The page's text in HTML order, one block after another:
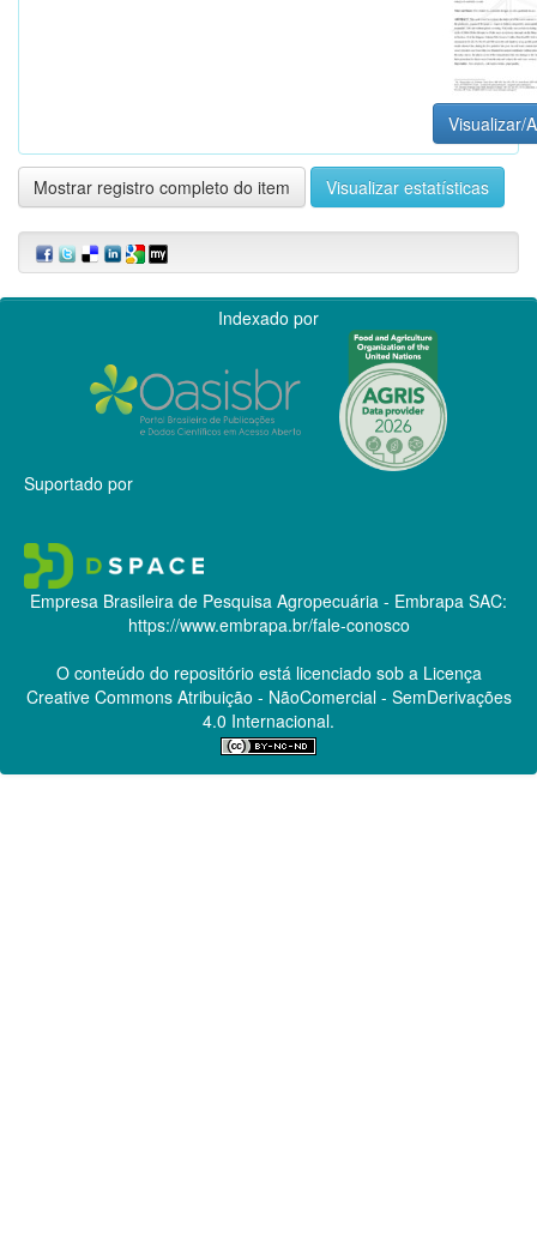
Visualizar/
Mostrar registro completo do item Visualizar estatísticas
Indexado por
Suportado por
Empresa Brasileira de Pesquisa Agropecuária - Embrapa SAC:
https://www.embrapa.br/fale-conosco
O conteúdo do repositório está licenciado sob a Licença
Creative CommonsAtribuição - NãoComercial - SemDerivações
4.0 Internacional.